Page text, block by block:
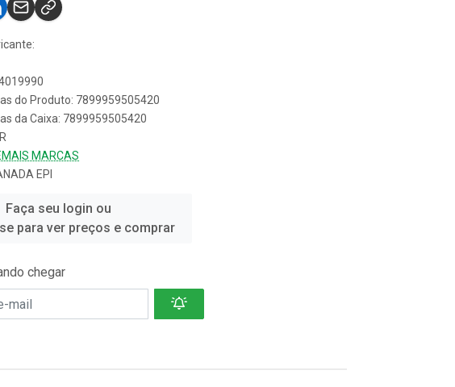
do Produto: 7899959505420
da Caixa: 7899959505420
MARCAS
EPI
Faça seu login ou
para ver preços e comprar
chegar